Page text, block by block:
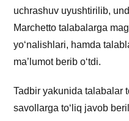
uchrashuv uyushtirilib,
Marchetto talabalarga
yo‘nalishlari, hamda
ma’lumot berib o‘tdi.
Tadbir yakunida talabalar
savollarga to‘liq javob